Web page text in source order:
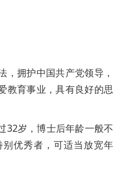
，拥护中国共产党领导，
教育事业，具有良好的思
32岁，博士后年龄一般不
优秀者，可适当放宽年